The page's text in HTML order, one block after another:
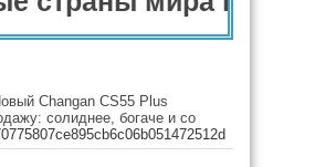
Changan CS55 Plus
солиднее, богаче и со